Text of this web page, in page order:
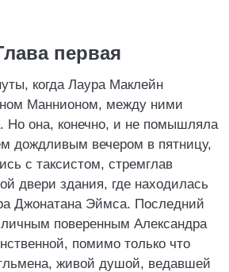
первая
когда Лаура Маклейн
Маннионом, между ними
Но она, конечно, и не помышляла
дождливым вечером в пятницу,
с таксистом, стремглав
двери здания, где находилась
Джонатана Эймса. Последний
поверенным Александра
помимо только что
живой душой, ведавшей